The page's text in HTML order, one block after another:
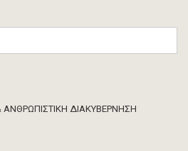
Εργασία
ΔΙΑΚΥΒΕΡΝΗΣΗ